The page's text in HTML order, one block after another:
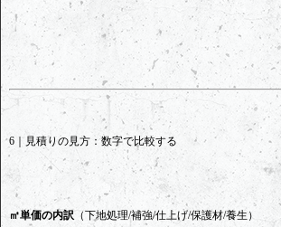
6｜見積りの見方：数字で比較する
㎡単価の内訳 （下地処理/補強/仕上げ/保護材/養生）